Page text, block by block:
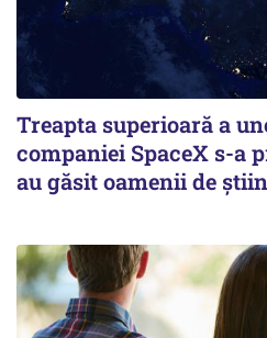
Treapta superioară a
companiei SpaceX s-a
au găsit oamenii de